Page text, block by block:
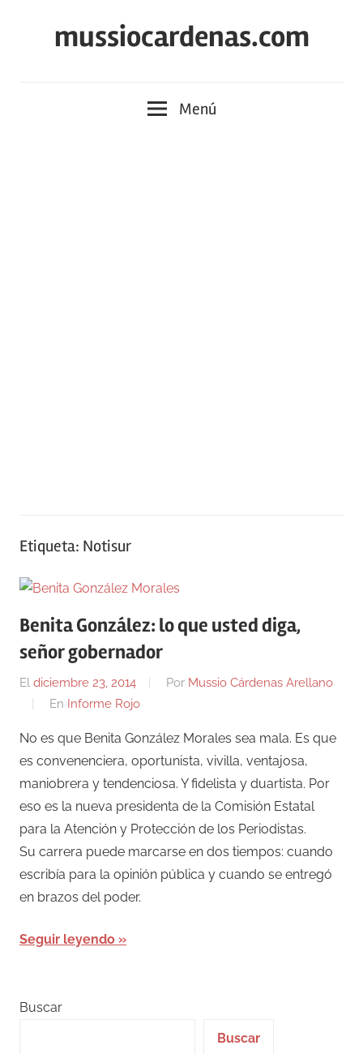
mussiocardenas.com
Menú
Etiqueta: Notisur
Benita González: lo que usted diga,
señor gobernador
El diciembre 23, 2014 Por Mussio Cárdenas Arellano
En Informe Rojo
No es que Benita González Morales sea mala. Es que
es convenenciera, oportunista, vivilla, ventajosa,
maniobrera y tendenciosa. Y fidelista y duartista. Por
eso es la nueva presidenta de la Comisión Estatal
para la Atención y Protección de los Periodistas.
Su carrera puede marcarse en dos tiempos: cuando
escribía para la opinión pública y cuando se entregó
en brazos del poder.
Seguir leyendo
Buscar
Buscar